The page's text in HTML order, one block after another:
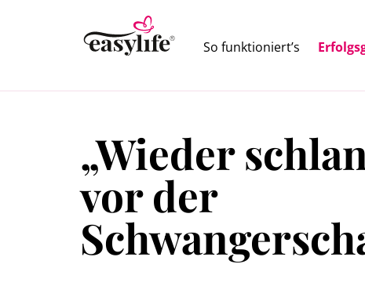
So funktioniert’s
„Wieder
vor der